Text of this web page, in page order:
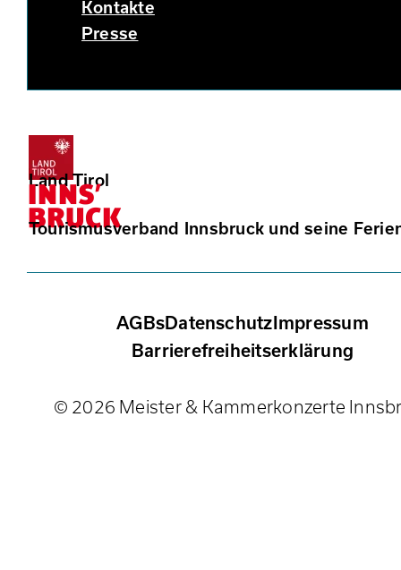
Kontakte
Presse
Land Tirol
Tourismusverband Innsbruck und seine
AGBsDatenschutzImpressum
Barrierefreiheitserklärung
© 2026 Meister & Kammerkonzerte